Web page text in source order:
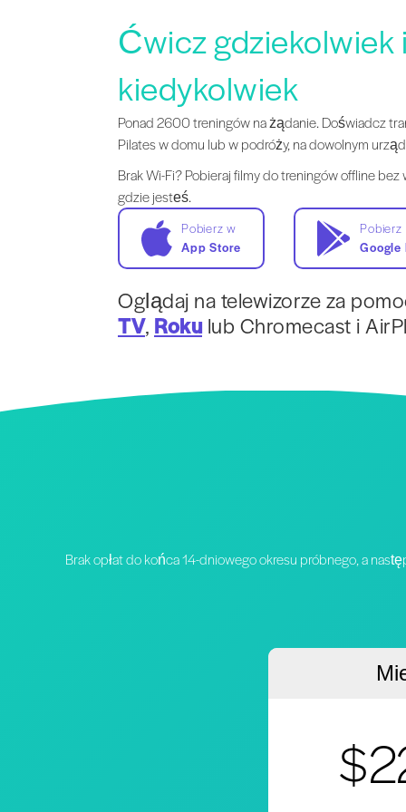
Ćwicz gdziekolwiek i
kiedykolwiek
Ponad 2600 treningów na żądanie. Doświadcz
Pilates w domu lub w podróży, na dowolnym
Brak Wi-Fi? Pobieraj filmy do treningów offline bez
gdzie jesteś.
Pobierz w
App Store
Pobierz
Google
Oglądaj na telewizorze za
TV, Roku lub Chromecast i
Brak opłat do końca 14-dniowego okresu próbnego, a